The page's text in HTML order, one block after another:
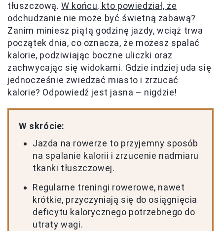
tłuszczową.W końcu, kto powiedział, że
odchudzanie nie może być świetną zabawą?
Zanim miniesz piątą godzinę jazdy, wciąż trwa
początek dnia, co oznacza, że możesz spalać
kalorie, podziwiając boczne uliczki oraz
zachwycając się widokami. Gdzie indziej uda się
jednocześnie zwiedzać miasto i zrzucać
kalorie? Odpowiedź jest jasna – nigdzie!
W skrócie:
Jazda na rowerze to przyjemny sposób
na spalanie kalorii i zrzucenie nadmiaru
tkanki tłuszczowej.
Regularne treningi rowerowe, nawet
krótkie, przyczyniają się do osiągnięcia
deficytu kalorycznego potrzebnego do
utraty wagi.